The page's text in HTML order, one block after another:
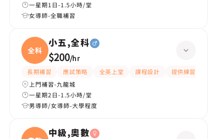
一星期1日-1.5小時/堂
女導師-全職補習
全科
小五,全科
$200/hr
長期補習 應試策略 全英上堂 課程設計
提供練習題/試題
上門補習-九龍城
一星期2日-1.5小時/堂
男導師/女導師-大學程度
中級,奧數